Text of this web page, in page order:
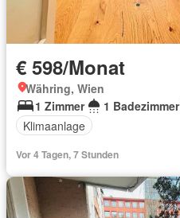
€ 598/Monat
Währing, Wien
1 Zimmer
1 Badezimmer
Klimaanlage
Vor 4 Tagen, 7 Stunden